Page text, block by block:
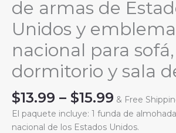
de armas de
Unidos y emblema
nacional para sofá,
dormitorio y sala
$13.99 – $15.99 Price
range:
$13.99
& Free
El paquete incluye: 1 funda de
nacional de los Estados Unidos.